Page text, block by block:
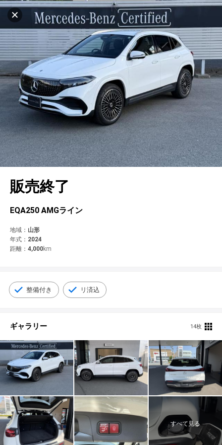
設定中
車を探す
中古車検索
販売店検索
エリア別最新ニュース
ローン・リース
自動車保険
カタログ情報
アカウント
ログイン
マイアカウント
保存した検索条件
問合せ履歴
アカウントの確認・編集
アフターサービス
アフターサービス
コーティング
タイヤ交換
ボディ修理
企業情報
業績決算情報
プレスリリース
ヤナセの歴史
ヤナセ認定中古車
BMW認定中古車
フォルクスワーゲン認定中古車
新車情報
プライバシーポリシー ソーシャルメディアポリシー
利用規約 会社概要
金融商品の勧誘方針
販売終了
EQA250 AMGライン
地域： 山形
年式： 2024
距離： 4,000km
整備付き リ済込
ギャラリー 14枚
マイリストに追加
電話で問い合わせ
キャンセル
山形ヤナセ(株) メルセデス・ベンツ山形
サーティファイドカーセンター
販売店情報
地図を見る
在庫一覧
キャンセル